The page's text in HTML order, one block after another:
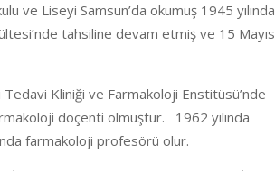
ve Liseyi Samsun’da okumuş 1945 yılında
tahsiline devam etmiş ve 15 Mayıs
Kliniği ve Farmakoloji Enstitüsü’nde
doçenti olmuştur. 1962 yılında
farmakoloji profesörü olur.